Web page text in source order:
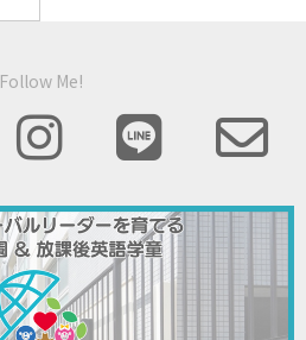
Follow Me!